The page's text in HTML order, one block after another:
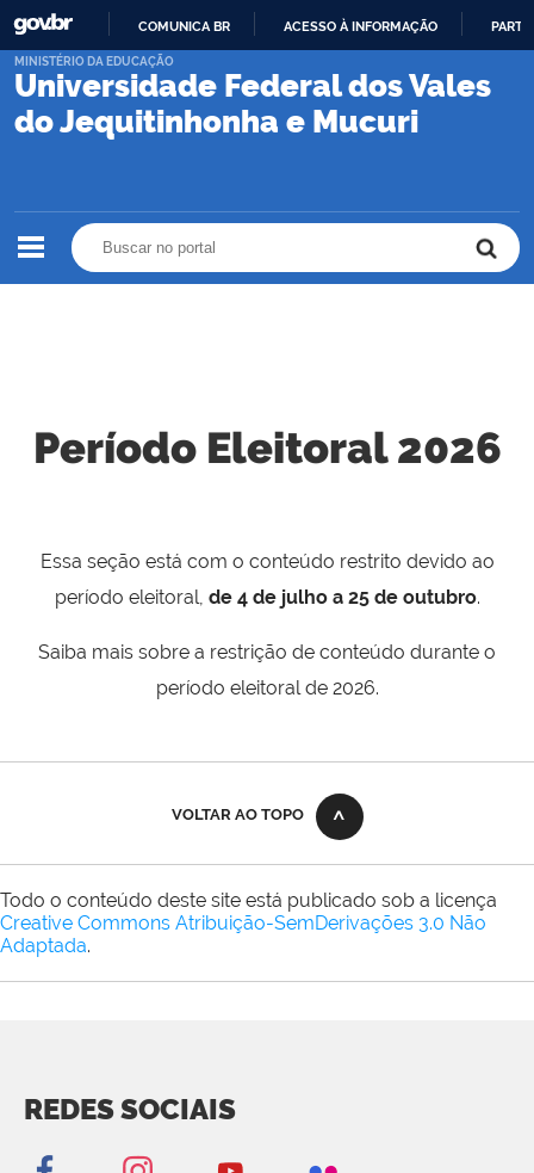
PARA
CONTEÚDO
COMUNICA BR ACESSO À INFORMAÇÃO
Universidade Federal dos Vales
do Jequitinhonha e Mucuri
MINISTÉRIO DA EDUCAÇÃO
Período Eleitoral 2026
Essa seção está com o conteúdo restrito devido ao
período eleitoral, de 4 de julho a 25 de outubro.
Saiba mais sobre a restrição de conteúdo durante o
período eleitoral de 2026.
VOLTAR AO TOPO
Todo o conteúdo deste site está publicado sob a licença
Creative Commons Atribuição-SemDerivações 3.0 Não
Adaptada.
REDES SOCIAIS